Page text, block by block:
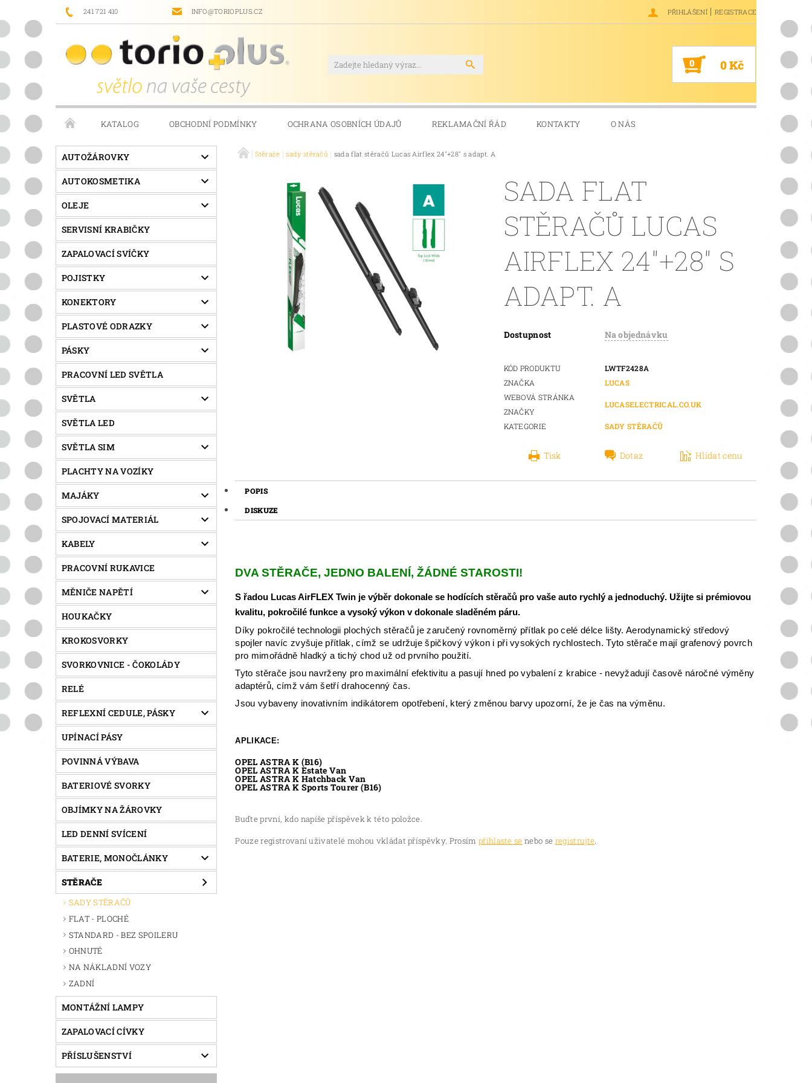
241 721 410 INFO@TORIOPLUS.CZ PŘIHLÁŠENÍ | REGISTRACE
0 0 Kč
KATALOG OBCHODNÍ PODMÍNKY OCHRANA OSOBNÍCH ÚDAJŮ REKLAMAČNÍ ŘÁD KONTAKTY O NÁS
PRODÁVANÉ ZNAČKY NAPIŠTE NÁM
AUTOŽÁROVKY
AUTOKOSMETIKA
OLEJE
SERVISNÍ KRABIČKY
ZAPALOVACÍ SVÍČKY
POJISTKY
KONEKTORY
PLASTOVÉ ODRAZKY
PÁSKY
PRACOVNÍ LED SVĚTLA
SVĚTLA
SVĚTLA LED
SVĚTLA SIM
PLACHTY NA VOZÍKY
MAJÁKY
SPOJOVACÍ MATERIÁL
KABELY
PRACOVNÍ RUKAVICE
MĚNIČE NAPĚTÍ
HOUKAČKY
KROKOSVORKY
SVORKOVNICE - ČOKOLÁDY
RELÉ
REFLEXNÍ CEDULE, PÁSKY
UPÍNACÍ PÁSY
POVINNÁ VÝBAVA
BATERIOVÉ SVORKY
OBJÍMKY NA ŽÁROVKY
LED DENNÍ SVÍCENÍ
BATERIE, MONOČLÁNKY
STĚRAČE
SADY STĚRAČŮ
FLAT - PLOCHÉ
STANDARD - BEZ SPOILERU
OHNUTÉ
NA NÁKLADNÍ VOZY
ZADNÍ
MONTÁŽNÍ LAMPY
ZAPALOVACÍ CÍVKY
PŘÍSLUŠENSTVÍ
Stěrače sady stěračů sada flat stěračů Lucas Airflex 24"+28" s adapt. A
SADA FLAT
STĚRAČŮ LUCAS
AIRFLEX 24"+28" S
ADAPT. A
Dostupnost Na objednávku
KÓD PRODUKTU
LWTF2428A
ZNAČKA
LUCAS
WEBOVÁ STRÁNKA
ZNAČKY
LUCASELECTRICAL.CO.UK
KATEGORIE SADY STĚRAČŮ
Tisk Dotaz Hlídat cenu
POPIS
DISKUZE
DVA STĚRAČE, JEDNO BALENÍ, ŽÁDNÉ STAROSTI!
S řadou Lucas AirFLEX Twin je výběr dokonale se hodících stěračů pro vaše auto rychlý a jednoduchý. Užijte si prémiovou
kvalitu, pokročilé funkce a vysoký výkon v dokonale sladěném páru.
Díky pokročilé technologii plochých stěračů je zaručený rovnoměrný přítlak po celé délce lišty. Aerodynamický středový
spojler navíc zvyšuje přítlak, címž se udržuje špičkový výkon i při vysokých rychlostech.Tyto stěrače mají grafenový povrch
pro mimořádně hladký a tichý chod už od prvního použití.
Tyto stěrače jsou navrženy pro maximální efektivitu a pasují hned po vybalení z krabice - nevyžadují časově náročné výměny
adaptérů, címž vám šetří drahocenný čas.
Jsou vybaveny inovativním indikátorem opotřebení, který změnou barvy upozorní, že je čas na výměnu.
APLIKACE:
OPEL ASTRA K (B16)
OPEL ASTRA K Estate Van
OPEL ASTRA K Hatchback Van
OPEL ASTRA K Sports Tourer (B16)
Buďte první, kdo napíše příspěvek k této položce.
Pouze registrovaní uživatelé mohou vkládat příspěvky. Prosím přihlaste se nebo se registrujte.